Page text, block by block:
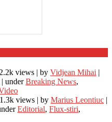
2.2k views | by Vidjean Mihai |
| underBreaking News,
1.3k views | by Marius Leontiuc |
Editorial, Flux-stiri,